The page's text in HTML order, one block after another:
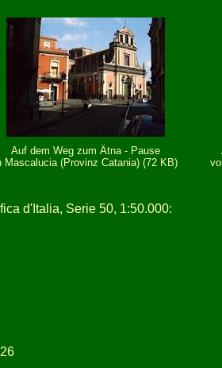
Auf dem Weg zum Ätna - Pause
Mascalucia (Provinz Catania) (72 KB)
d'Italia, Serie 50, 1:50.000: